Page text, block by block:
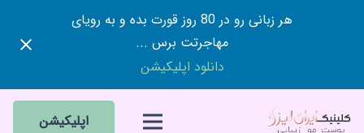
هر زبانی رو در 80 روز قورت بده و به رویای
مهاجرتت برس ...
دانلود اپلیکیشن
اپلیکیشن